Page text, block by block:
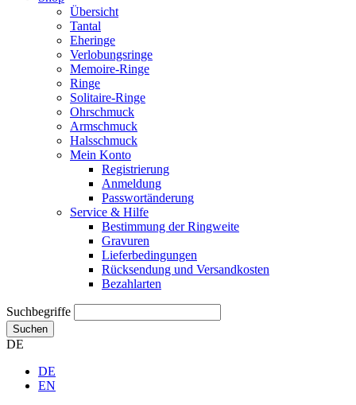
Übersicht
Tantal
Eheringe
Verlobungsringe
Memoire-Ringe
Ringe
Solitaire-Ringe
Ohrschmuck
Armschmuck
Halsschmuck
Mein Konto
Registrierung
Anmeldung
Passwortänderung
Service & Hilfe
Bestimmung der Ringweite
Gravuren
Lieferbedingungen
Rücksendung und Versandkosten
Bezahlarten
Suchbegriffe
Suchen
DE
DE
EN